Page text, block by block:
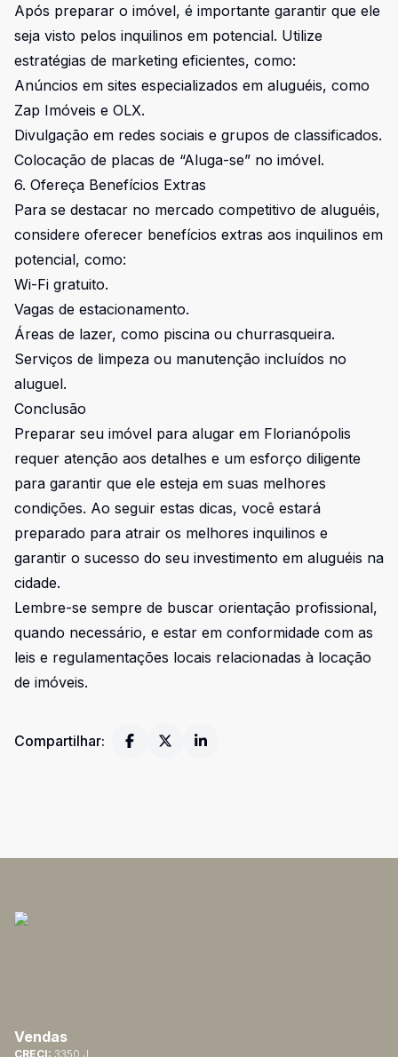
Após preparar o imóvel, é importante garantir que ele
seja visto pelos inquilinos em potencial. Utilize
estratégias de marketing eficientes, como:
Anúncios em sites especializados em aluguéis, como
Zap Imóveis e OLX.
Divulgação em redes sociais e grupos de classificados.
Colocação de placas de “Aluga-se” no imóvel.
6. Ofereça Benefícios Extras
Para se destacar no mercado competitivo de aluguéis,
considere oferecer benefícios extras aos inquilinos em
potencial, como:
Wi-Fi gratuito.
Vagas de estacionamento.
Áreas de lazer, como piscina ou churrasqueira.
Serviços de limpeza ou manutenção incluídos no
aluguel.
Conclusão
Preparar seu imóvel para alugar em Florianópolis
requer atenção aos detalhes e um esforço diligente
para garantir que ele esteja em suas melhores
condições. Ao seguir estas dicas, você estará
preparado para atrair os melhores inquilinos e
garantir o sucesso do seu investimento em aluguéis na
cidade.
Lembre-se sempre de buscar orientação profissional,
quando necessário, e estar em conformidade com as
leis e regulamentações locais relacionadas à locação
de imóveis.
Compartilhar:
Vendas
CRECI: 3350 J